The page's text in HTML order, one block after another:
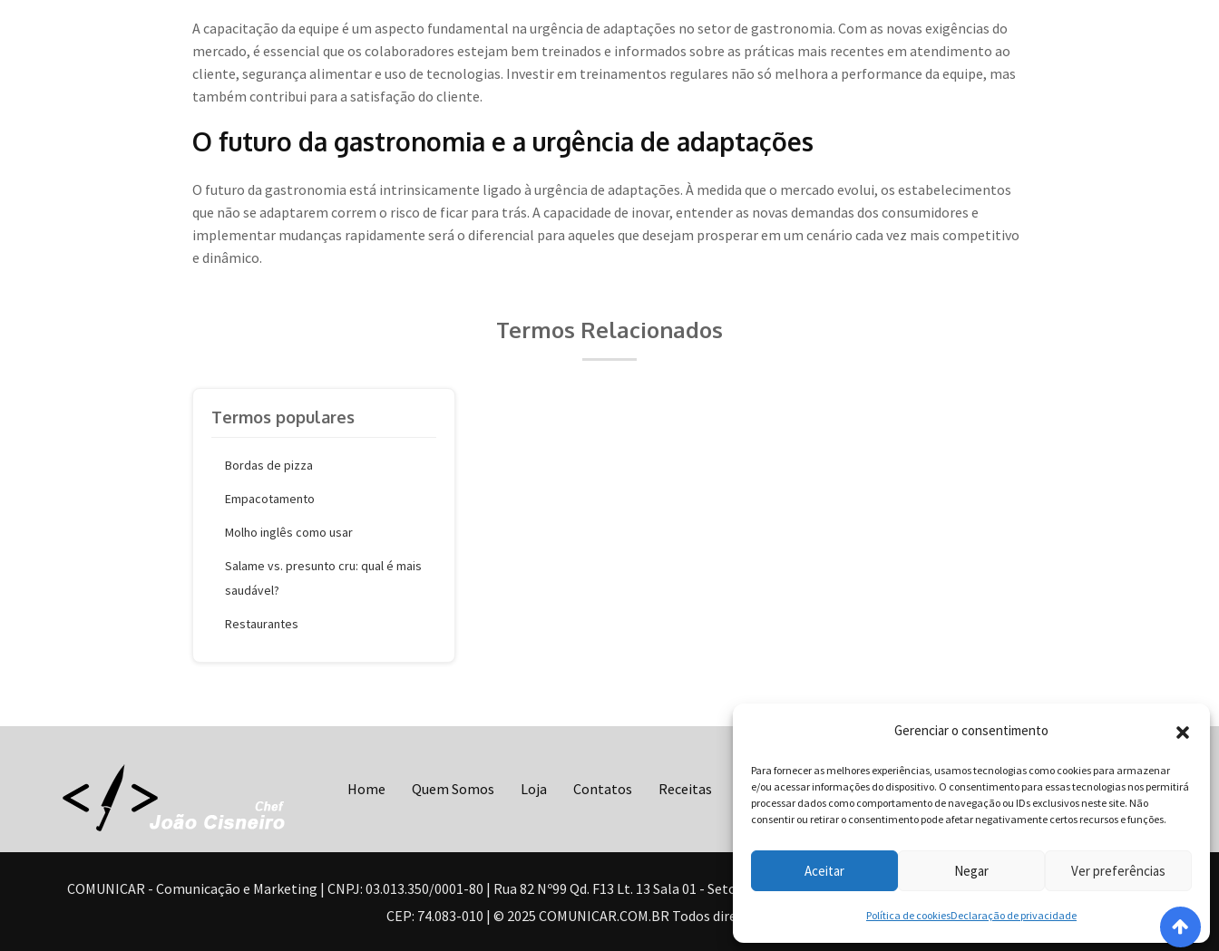
Gerenciar o consentimento
Para fornecer as melhores experiências, usamos tecnologias como cookies para armazenar
e/ou acessar informações do dispositivo. O consentimento para essas tecnologias nos permitirá
processar dados como comportamento de navegação ou IDs exclusivos neste site. Não
consentir ou retirar o consentimento pode afetar negativamente certos recursos e funções.
Aceitar Negar Ver preferências
Política de cookiesDeclaração de privacidade
A capacitação da equipe é um aspecto fundamental na urgência de adaptações no setor de gastronomia. Com as novas exigências do
mercado, é essencial que os colaboradores estejam bem treinados e informados sobre as práticas mais recentes em atendimento ao
cliente, segurança alimentar e uso de tecnologias. Investir em treinamentos regulares não só melhora a performance da equipe, mas
também contribui para a satisfação do cliente.
O futuro da gastronomia e a urgência de adaptações
O futuro da gastronomia está intrinsicamente ligado à urgência de adaptações. À medida que o mercado evolui, os estabelecimentos
que não se adaptarem correm o risco de ficar para trás. A capacidade de inovar, entender as novas demandas dos consumidores e
implementar mudanças rapidamente será o diferencial para aqueles que desejam prosperar em um cenário cada vez mais competitivo
e dinâmico.
Termos Relacionados
Termos populares
Bordas de pizza
Empacotamento
Molho inglês como usar
Salame vs. presunto cru: qual é mais
saudável?
Restaurantes
Home Quem Somos Loja Contatos Receitas Blog Vocabulário da Gastronomia
COMUNICAR - Comunicação e Marketing | CNPJ: 03.013.350/0001-80 | Rua 82 Nº99 Qd. F13 Lt. 13 Sala 01 - Setor Sul - Brasil - Goiânia - Goiás | Telefone / Whats App 62 996358681 -
CEP: 74.083-010 | © 2025 COMUNICAR.COM.BR Todos direitos reservados.